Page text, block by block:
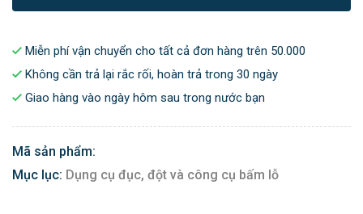
Miễn phí vận chuyển cho tất cả đơn hàng trên 50.000
Không cần trả lại rắc rối, hoàn trả trong 30 ngày
Giao hàng vào ngày hôm sau trong nước bạn
Mã sản phẩm:
Mục lục: Dụng cụ đục, đột và công cụ bấm lỗ